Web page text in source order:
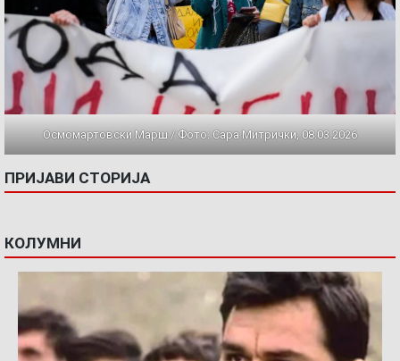
Осмомартовски Марш / Фото: Сара Митрички, 08.03.2026
ПРИЈАВИ СТОРИЈА
КОЛУМНИ